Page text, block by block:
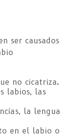
ser causados
no cicatriza.
labios, las
la lengua
en el labio o